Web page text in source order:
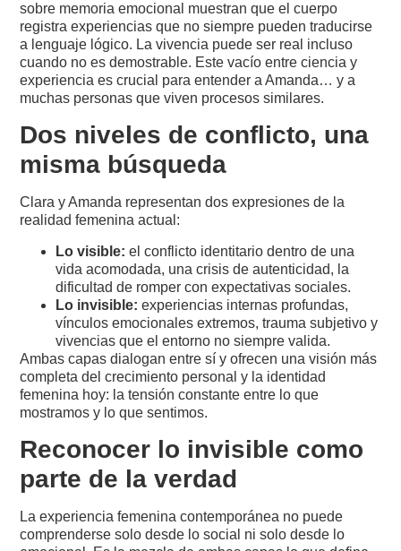
sobre memoria emocional muestran que el cuerpo
registra experiencias que no siempre pueden traducirse
a lenguaje lógico. La vivencia puede ser real incluso
cuando no es demostrable. Este vacío entre ciencia y
experiencia es crucial para entender a Amanda… y a
muchas personas que viven procesos similares.
Dos niveles de conflicto, una
misma búsqueda
Clara y Amanda representan dos expresiones de la
realidad femenina actual:
Lo visible: el conflicto identitario dentro de una
vida acomodada, una crisis de autenticidad, la
dificultad de romper con expectativas sociales.
Lo invisible: experiencias internas profundas,
vínculos emocionales extremos, trauma subjetivo y
vivencias que el entorno no siempre valida.
Ambas capas dialogan entre sí y ofrecen una visión más
completa del crecimiento personal y la identidad
femenina hoy: la tensión constante entre lo que
mostramos y lo que sentimos.
Reconocer lo invisible como
parte de la verdad
La experiencia femenina contemporánea no puede
comprenderse solo desde lo social ni solo desde lo